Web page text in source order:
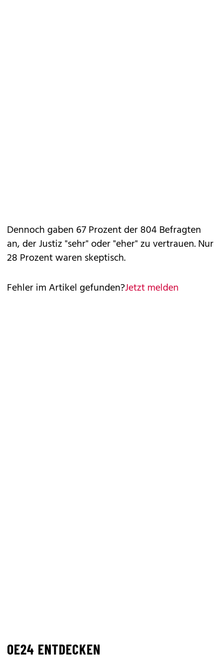
Dennoch gaben 67 Prozent der 804 Befragten
an, der Justiz "sehr" oder "eher" zu vertrauen. Nur
28 Prozent waren skeptisch.
Fehler im Artikel gefunden?Jetzt melden
OE24 ENTDECKEN